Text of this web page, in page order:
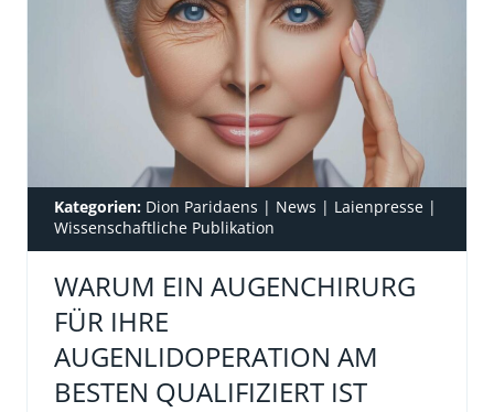
Kategorien: Dion Paridaens | News | Laienpresse |
Wissenschaftliche Publikation
WARUM EIN AUGENCHIRURG
FÜR IHRE
AUGENLIDOPERATION AM
BESTEN QUALIFIZIERT IST